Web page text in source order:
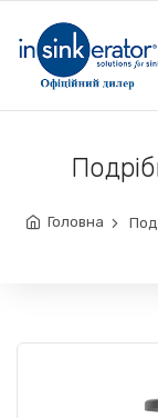
Головна